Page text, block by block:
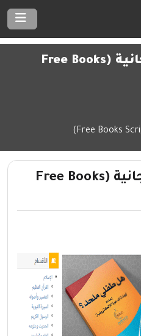
سكربت الكتب المجانية (Free Books
سكربت الكتب المجانية (Free Books